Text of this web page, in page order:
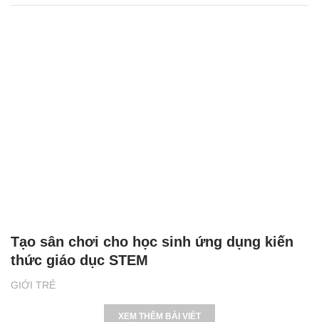
GIỚI TRẺ
Tạo sân chơi cho học sinh ứng dụng kiến
thức giáo dục STEM
XEM THÊM BÀI VIẾT